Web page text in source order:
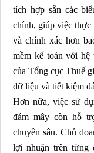
tích hợp sẵn các
chính, giúp việc thực
và chính xác hơn
mềm kế toán với
của Tổng cục Thuế
dữ liệu và tiết kiệm
Hơn nữa, việc sử
đám mây còn hỗ
chuyên sâu. Chủ
lợi nhuận trên từng